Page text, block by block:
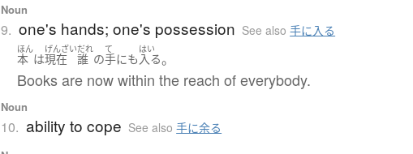
Noun
9. one's hands; one's possession See also手に入る
ほん
本 は
げんざい
現在
だれ
誰 の
て
手にも
はい
入る。
Books are now within the reach of everybody.
Noun
10. ability to cope See also手に余る